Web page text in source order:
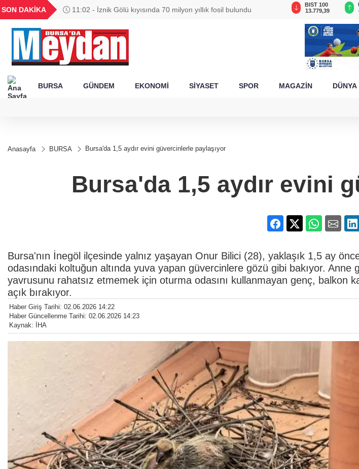
SON DAKİKA 11:02 - İznik Gölü kıyısında 70 milyon yıllık fosil bulundu
GEL
18,2677
16,3788
27,9743
0,0018
BIST 100
13.779,39
BURSA GÜNDEM EKONOMİ SİYASET SPOR MAGAZİN DÜNYA
Anasayfa BURSA Bursa'da 1,5 aydır evini güvercinlerle paylaşıyor
Bursa'da 1,5 aydır evini
Bursa'nın İnegöl ilçesinde yalnız yaşayan Onur Bilici (28), yaklaşık 1,5 ay
odasındaki koltuğun altında yuva yapan güvercinlere gözü gibi bakıyor. Anne
yavrusunu rahatsız etmemek için oturma odasını kullanmayan genç, balkon
açık bırakıyor.
Haber Giriş Tarihi: 02.06.2026 14:22
Haber Güncellenme Tarihi: 02.06.2026 14:23
Kaynak: İHA